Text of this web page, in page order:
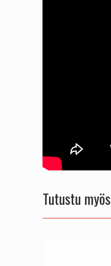
Tutustu myös